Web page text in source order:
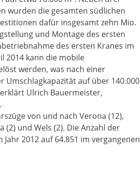
wurden die gesamten südlichen
dafür insgesamt zehn Mio.
und Montage des ersten
des ersten Kranes im
2014 kann die mobile
werden, was nach einer
Umschlagkapazität auf über 140.000
Ulrich Bauermeister,
von und nach Verona (12),
(2) und Wels (2). Die Anzahl der
2012 auf 64.851 im vergangenen